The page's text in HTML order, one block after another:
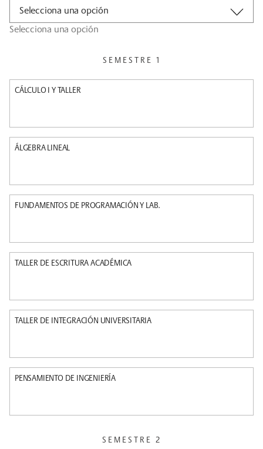
Selecciona una opción
Selecciona una opción
SEMESTRE 1
CÁLCULO I Y TALLER
ÁLGEBRA LINEAL
FUNDAMENTOS DE PROGRAMACIÓN Y LAB.
TALLER DE ESCRITURA ACADÉMICA
TALLER DE INTEGRACIÓN UNIVERSITARIA
PENSAMIENTO DE INGENIERÍA
SEMESTRE 2